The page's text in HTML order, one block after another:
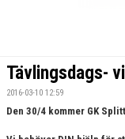
INTRESSEANMÄLAN
Tävlingsdags-
2016-03-10 12:59
Den 30/4 kommer GK